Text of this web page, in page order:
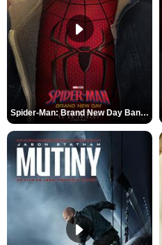
Spider-Man: Brand New Day Bande-annonce VO STFR